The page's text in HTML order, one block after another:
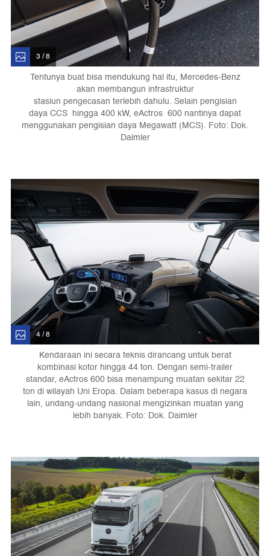
3 / 8
Tentunya buat bisa mendukung hal itu, Mercedes-Benz
akan membangun infrastruktur
stasiun pengecasan terlebih dahulu. Selain pengisian
daya CCS hingga 400 kW, eActros 600 nantinya dapat
menggunakan pengisian daya Megawatt (MCS). Foto: Dok.
Daimler
4 / 8
Kendaraan ini secara teknis dirancang untuk berat
kombinasi kotor hingga 44 ton. Dengan semi-trailer
standar, eActros 600 bisa menampung muatan sekitar 22
ton di wilayah Uni Eropa. Dalam beberapa kasus di negara
lain, undang-undang nasional mengizinkan muatan yang
lebih banyak. Foto: Dok. Daimler